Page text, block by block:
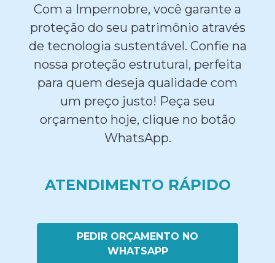
Com a Impernobre, você garante a
proteção do seu patrimônio através
de tecnologia sustentável. Confie na
nossa proteção estrutural, perfeita
para quem deseja qualidade com
um preço justo! Peça seu
orçamento hoje, clique no botão
WhatsApp.
ATENDIMENTO RÁPIDO
PEDIR ORÇAMENTO NO
WHATSAPP